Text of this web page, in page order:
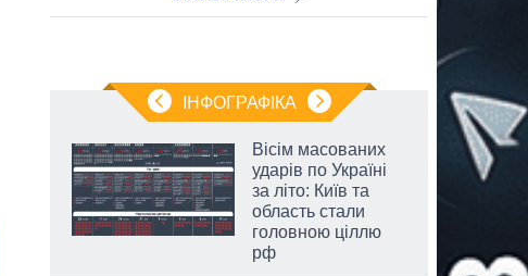
ІНФОГРАФІКА
Вісім масованих
ударів по Україні
за літо: Київ та
область стали
головною ціллю
рф